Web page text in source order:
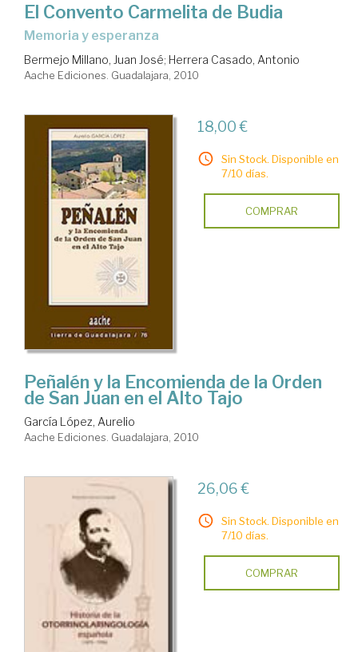
El Convento Carmelita de Budia
memoria y esperanza
Bermejo Millano, Juan José; Herrera Casado, Antonio
Aache Ediciones. Guadalajara, 2010
18,00 €
Sin Stock. Disponible en
7/10 días.
COMPRAR
Peñalén y la Encomienda de la Orden
de San Juan en el Alto Tajo
García López, Aurelio
Aache Ediciones. Guadalajara, 2010
26,06 €
Sin Stock. Disponible en
7/10 días.
COMPRAR